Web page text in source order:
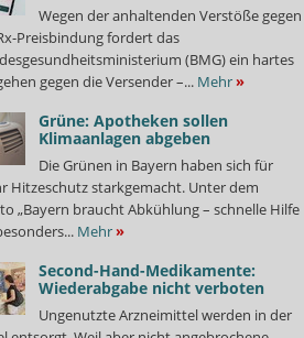
Wegen der anhaltenden Verstöße gegen
Preisbindung fordert das
(BMG) ein hartes
gegen die Versender –... Mehr»
Grüne: Apotheken sollen
Klimaanlagen abgeben
Die Grünen in Bayern haben sich für
Hitzeschutz starkgemacht. Unter dem
„Bayern braucht Abkühlung – schnelle Hilfe
Mehr»
Second-Hand-Medikamente:
Wiederabgabe nicht verboten
Ungenutzte Arzneimittel werden in der